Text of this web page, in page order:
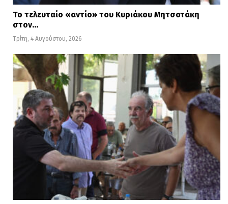
Το τελευταίο «αντίο» του Κυριάκου Μητσοτάκη
στον…
Τρίτη, 4 Αυγούστου, 2026